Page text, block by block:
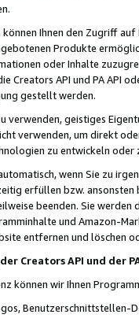
können Ihnen den Zugriff
Produkte
oder Inhalte
Creators API und PA API
gestellt werden.
geistiges
verwenden, um direkt
zu entwickeln
wenn Sie zu
erfüllen bzw. ansonsten
beenden. Sie werden
und Amazon-
entfernen und löschen
Creators API und der
können wir Ihnen
Benutzerschnittstellen-